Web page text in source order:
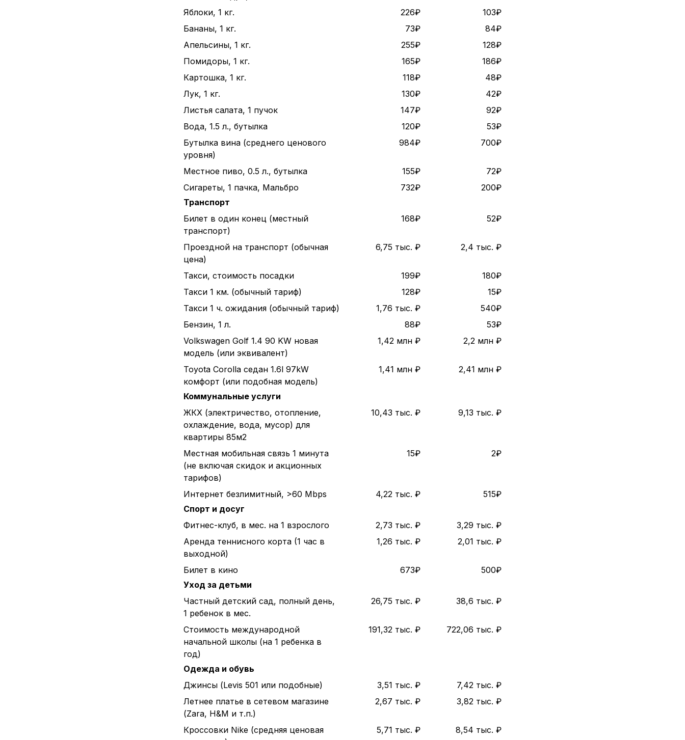
Яблоки, 1 кг.
226₽
103₽
Бананы, 1 кг.
73₽
84₽
Апельсины, 1 кг.
255₽
128₽
Помидоры, 1 кг.
165₽
186₽
Картошка, 1 кг.
118₽
48₽
Лук, 1 кг.
130₽
42₽
Листья салата, 1 пучок
147₽
92₽
Вода, 1.5 л., бутылка
120₽
53₽
Бутылка вина (среднего ценового
уровня)
984₽ 700₽
Местное пиво, 0.5 л., бутылка 155₽
72₽
Сигареты, 1 пачка, Мальбро
732₽
200₽
Транспорт
Билет в один конец (местный
транспорт)
168₽ 52₽
Проездной на транспорт (обычная
цена)
6,75 тыс. ₽ 2,4 тыс. ₽
Такси, стоимость посадки 199₽
180₽
Такси 1 км. (обычный тариф)
128₽
15₽
Такси 1 ч. ожидания (обычный тариф)
1,76 тыс. ₽
540₽
Бензин, 1 л.
88₽
53₽
Volkswagen Golf 1.4 90 KW новая
модель (или эквивалент)
1,42 млн ₽ 2,2 млн ₽
Toyota Corolla седан 1.6l 97kW
комфорт (или подобная модель)
1,41 млн ₽ 2,41 млн ₽
Коммунальные услуги
ЖКХ (электричество, отопление,
охлаждение, вода, мусор) для
квартиры 85м2
10,43 тыс. ₽ 9,13 тыс. ₽
Местная мобильная связь 1 минута
(не включая скидок и акционных
тарифов)
15₽ 2₽
Интернет безлимитный, >60 Mbps 4,22 тыс. ₽
515₽
Спорт и досуг
Фитнес-клуб, в мес. на 1 взрослого
2,73 тыс. ₽
3,29 тыс. ₽
Аренда теннисного корта (1 час в
выходной)
1,26 тыс. ₽ 2,01 тыс. ₽
Билет в кино 673₽
500₽
Уход за детьми
Частный детский сад, полный день,
1 ребенок в мес.
26,75 тыс. ₽ 38,6 тыс. ₽
Стоимость международной
начальной школы (на 1 ребенка в
год)
191,32 тыс. ₽ 722,06 тыс. ₽
Одежда и обувь
Джинсы (Levis 501 или подобные)
3,51 тыс. ₽
7,42 тыс. ₽
Летнее платье в сетевом магазине
(Zara, H&M и т.п.)
2,67 тыс. ₽ 3,82 тыс. ₽
Кроссовки Nike (средняя ценовая
5,71 тыс. ₽ 8,54 тыс. ₽